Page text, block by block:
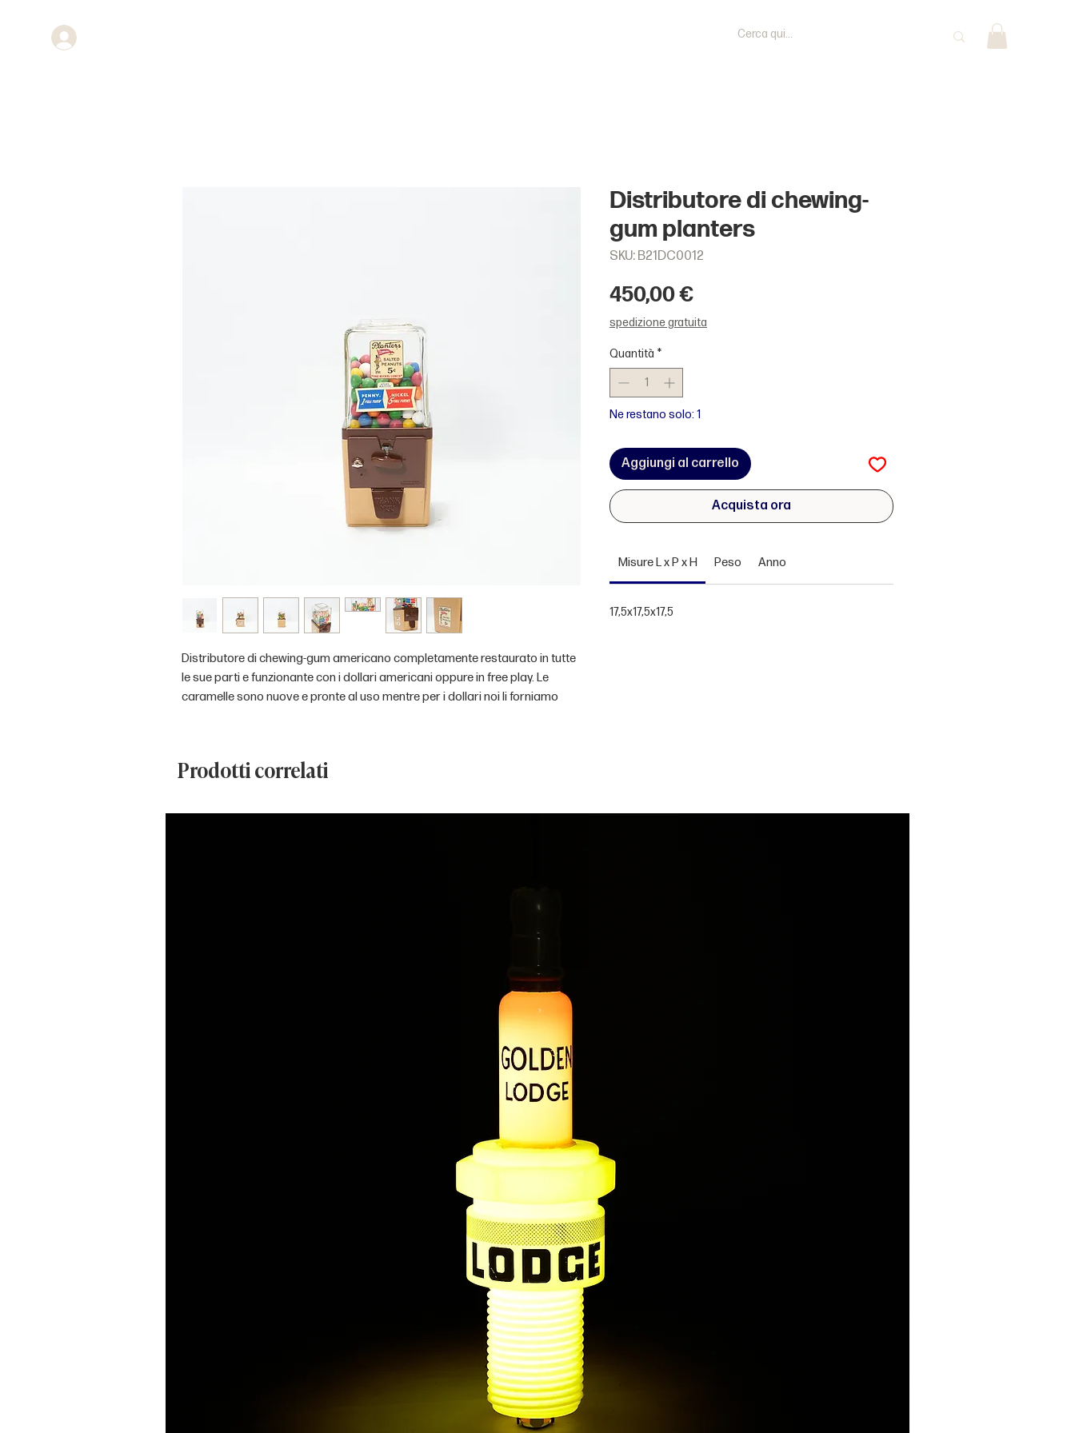
Distributore di chewing-gum americano completamente restaurato in tutte
le sue parti e funzionante con i dollari americani oppure in free play. Le
caramelle sono nuove e pronte al uso mentre per i dollari noi li forniamo
Distributore di chewing-
gum planters
SKU: B21DC0012
450,00 €Prezzo
spedizione gratuita
Quantità *
Ne restano solo: 1
Aggiungi al carrello
Acquista ora
Misure L x P x H Peso Anno
17,5x17,5x17,5
Prodotti correlati